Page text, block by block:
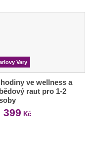
Vary
ve wellness a
raut pro 1-2
399 Kč